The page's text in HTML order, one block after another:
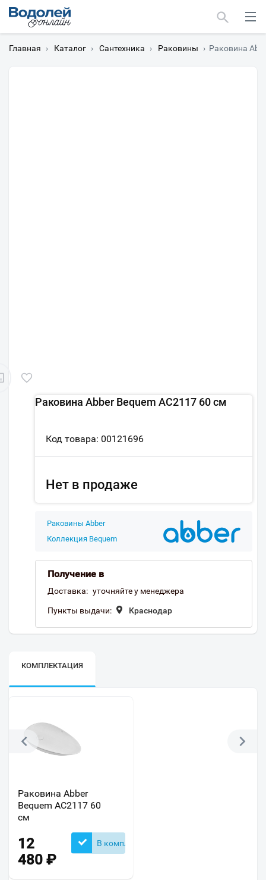
Главная › Каталог › Сантехника › Раковины › Раковина
Раковина Abber Bequem AC2117 60 см
Код товара: 00121696
Нет в продаже
Раковины Abber
Коллекция Bequem
Получение в
Доставка: уточняйте у менеджера
Пункты выдачи: Краснодар
КОМПЛЕКТАЦИЯ
Раковина Abber
Bequem AC2117 60
см
12
480 ₽
В комплекте